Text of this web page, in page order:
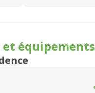
et équipements